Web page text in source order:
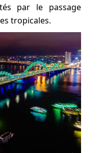
par le passage
tropicales.